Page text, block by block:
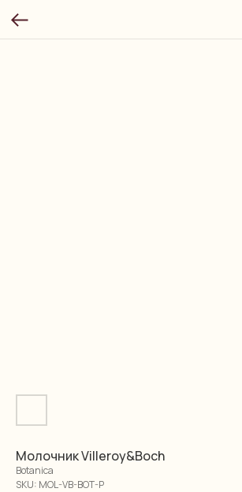
Молочник Villeroy&Boch
Botanica
SKU: MOL-VB-BOT-P